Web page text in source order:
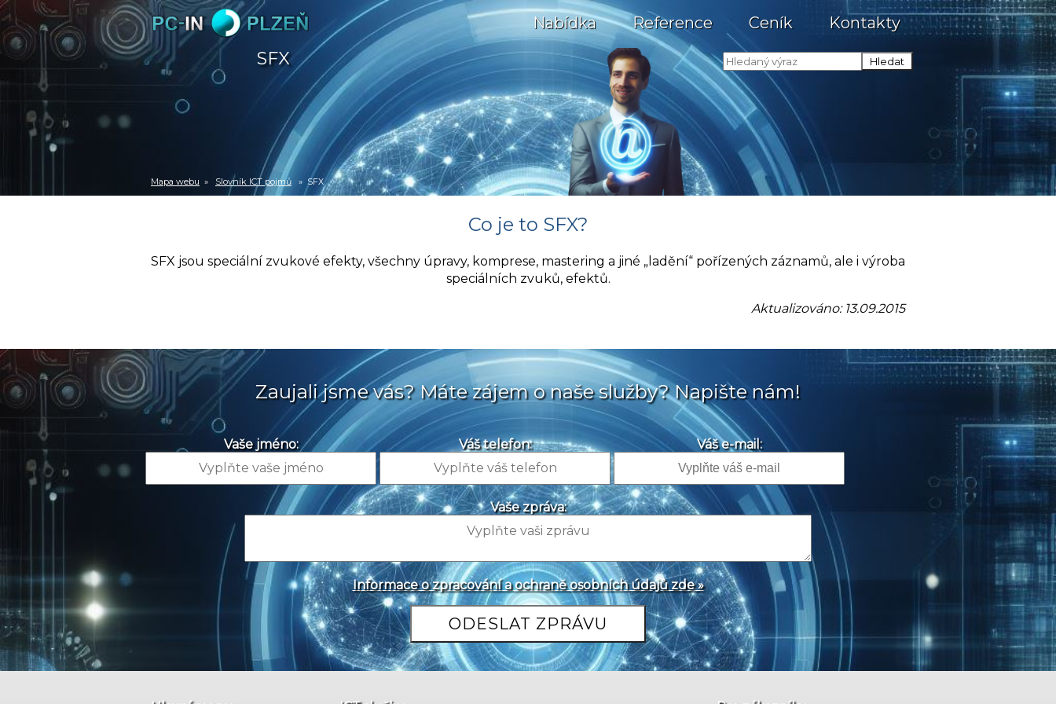
Nabídka Reference Ceník Kontakty
SFX
Mapa webu » Slovník ICT pojmů » SFX
Co je to SFX?
SFX jsou speciální zvukové efekty, všechny úpravy, komprese, mastering a jiné „ladění“ pořízených záznamů, ale i výroba
speciálních zvuků, efektů.
Aktualizováno: 13.09.2015
Zaujali jsme vás? Máte zájem o naše služby? Napište nám!
Vaše jméno: Váš telefon: Váš e-mail:
Vaše zpráva:
Informace o zpracování a ochraně osobních údajů zde »